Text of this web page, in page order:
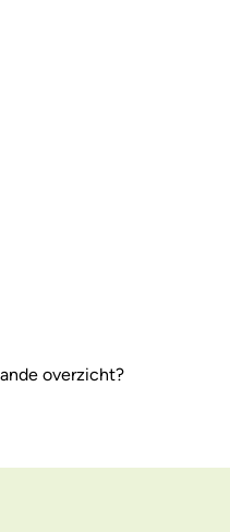
overzicht?